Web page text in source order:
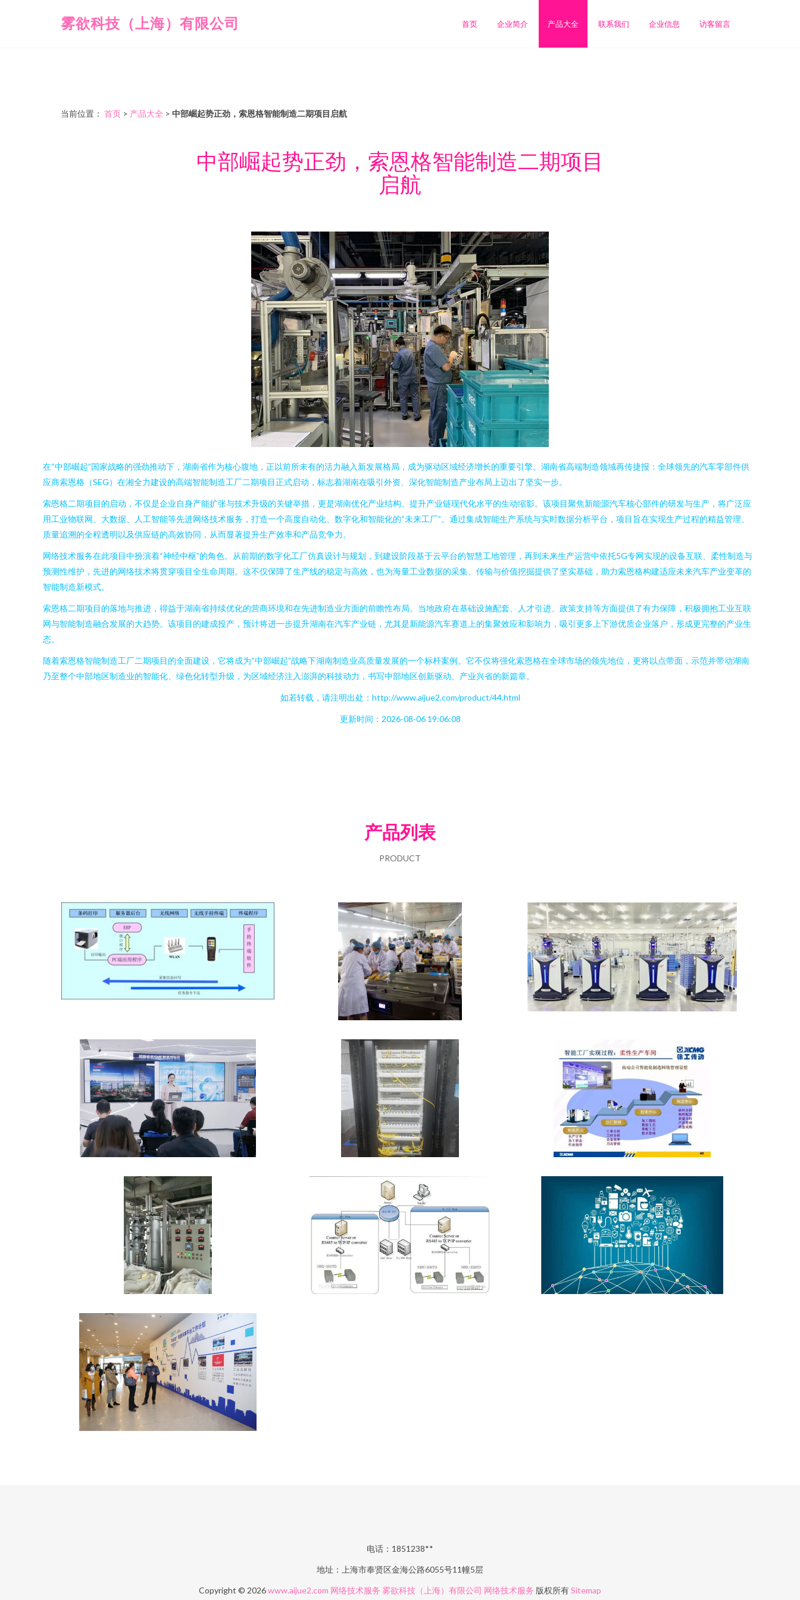
雾欲科技（上海）有限公司 首页 企业简介 产品大全 联系我们 企业信息 访客留言
当前位置： 首页 > 产品大全 > 中部崛起势正劲，索恩格智能制造二期项目启航
中部崛起势正劲，索恩格智能制造二期项目
启航
在“中部崛起”国家战略的强劲推动下，湖南省作为核心腹地，正以前所未有的活力融入新发展格局，成为驱动区域经济增长的重要引擎。湖南省高端制造领域再传捷报：全球领先的汽车零部件供
应商索恩格（SEG）在湘全力建设的高端智能制造工厂二期项目正式启动，标志着湖南在吸引外资、深化智能制造产业布局上迈出了坚实一步。
索恩格二期项目的启动，不仅是企业自身产能扩张与技术升级的关键举措，更是湖南优化产业结构、提升产业链现代化水平的生动缩影。该项目聚焦新能源汽车核心部件的研发与生产，将广泛应
用工业物联网、大数据、人工智能等先进网络技术服务，打造一个高度自动化、数字化和智能化的“未来工厂”。通过集成智能生产系统与实时数据分析平台，项目旨在实现生产过程的精益管理、
质量追溯的全程透明以及供应链的高效协同，从而显著提升生产效率和产品竞争力。
网络技术服务在此项目中扮演着“神经中枢”的角色。从前期的数字化工厂仿真设计与规划，到建设阶段基于云平台的智慧工地管理，再到未来生产运营中依托5G专网实现的设备互联、柔性制造与
预测性维护，先进的网络技术将贯穿项目全生命周期。这不仅保障了生产线的稳定与高效，也为海量工业数据的采集、传输与价值挖掘提供了坚实基础，助力索恩格构建适应未来汽车产业变革的
智能制造新模式。
索恩格二期项目的落地与推进，得益于湖南省持续优化的营商环境和在先进制造业方面的前瞻性布局。当地政府在基础设施配套、人才引进、政策支持等方面提供了有力保障，积极拥抱工业互联
网与智能制造融合发展的大趋势。该项目的建成投产，预计将进一步提升湖南在汽车产业链，尤其是新能源汽车赛道上的集聚效应和影响力，吸引更多上下游优质企业落户，形成更完整的产业生
态。
随着索恩格智能制造工厂二期项目的全面建设，它将成为“中部崛起”战略下湖南制造业高质量发展的一个标杆案例。它不仅将强化索恩格在全球市场的领先地位，更将以点带面，示范并带动湖南
乃至整个中部地区制造业的智能化、绿色化转型升级，为区域经济注入澎湃的科技动力，书写中部地区创新驱动、产业兴省的新篇章。
如若转载，请注明出处：http://www.aijue2.com/product/44.html
更新时间：2026-08-06 19:06:08
产品列表
PRODUCT
电话：1851238**
地址：上海市奉贤区金海公路6055号11幢5层
Copyright © 2026www.aijue2.com 网络技术服务 雾欲科技（上海）有限公司 网络技术服务 版权所有Sitemap